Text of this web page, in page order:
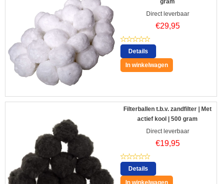
gram
Direct leverbaar
€29,95
Details
In winkelwagen
Filterballen t.b.v. zandfilter | Met
actief kool | 500 gram
Direct leverbaar
€19,95
Details